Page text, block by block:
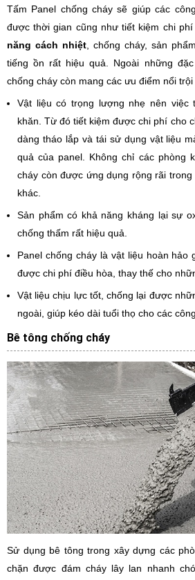
Tấm Panel chống cháy sẽ giúp các
được thời gian cũng như tiết kiệm chi
năng cách nhiệt , chống cháy, sản
tiếng ồn rất hiệu quả. Ngoài những
chống cháy còn mang các ưu điểm nổi
Vật liệu có trọng lượng nhẹ nên việc
khăn. Từ đó tiết kiệm được chi phí cho
dàng tháo lắp và tái sử dụng vật liệu
quả của panel. Không chỉ các phòng
cháy còn được ứng dụng rộng rãi
khác.
Sản phẩm có khả năng kháng lại sự
chống thấm rất hiệu quả.
Panel chống cháy là vật liệu hoàn hảo
được chi phí điều hòa, thay thế cho
Vật liệu chịu lực tốt, chống lại được
ngoài, giúp kéo dài tuổi thọ cho các
Bê tông chống cháy
Sử dụng bê tông trong xây dựng các
chặn được đám cháy lây lan nhanh